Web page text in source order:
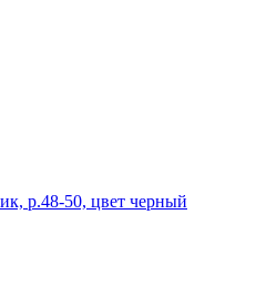
р.48-50, цвет черный